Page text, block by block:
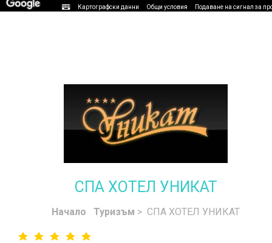
Картографски данни Общи условия Подаване на сигнал за
СПА ХОТЕЛ УНИКАТ
Начало Туризъм > СПА ХОТЕЛ УНИКАТ